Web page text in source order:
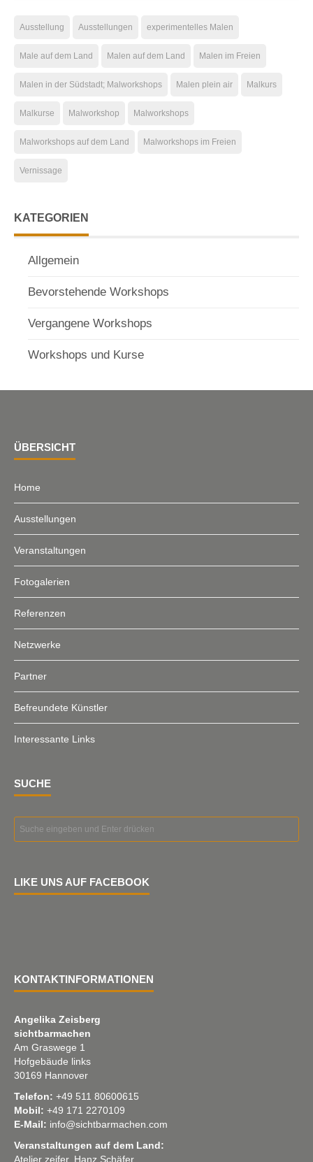
Ausstellung Ausstellungen experimentelles Malen
Male auf dem Land Malen auf dem Land Malen im Freien
Malen in der Südstadt; Malworkshops Malen plein air Malkurs
Malkurse Malworkshop Malworkshops
Malworkshops auf dem Land Malworkshops im Freien
Vernissage
KATEGORIEN
Allgemein
Bevorstehende Workshops
Vergangene Workshops
Workshops und Kurse
ÜBERSICHT
Home
Ausstellungen
Veranstaltungen
Fotogalerien
Referenzen
Netzwerke
Partner
Befreundete Künstler
Interessante Links
SUCHE
LIKE UNS AUF FACEBOOK
KONTAKTINFORMATIONEN
Angelika Zeisberg
sichtbarmachen
Am Graswege 1
Hofgebäude links
30169 Hannover
Telefon: +49 511 80600615
Mobil: +49 171 2270109
E-Mail: info@sichtbarmachen.com
Veranstaltungen auf dem Land:
Atelier zeifer, Hanz Schäfer